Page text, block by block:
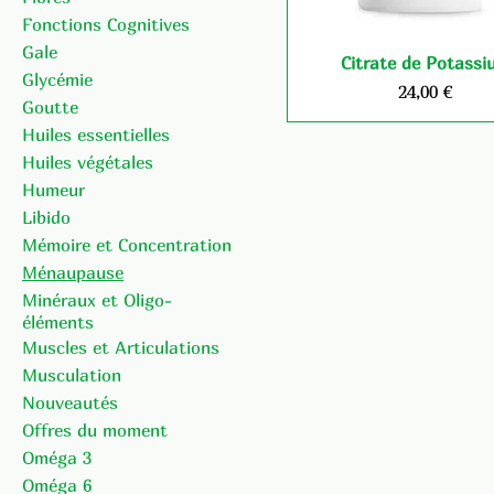
Fonctions Cognitives
Gale
Glycémie
Goutte
Huiles essentielles
Huiles végétales
Humeur
Libido
Mémoire et Concentration
Ménaupause
Minéraux et Oligo-
éléments
Muscles et Articulations
Musculation
Nouveautés
Offres du moment
Oméga 3
Oméga 6
Citrate de
Prix
24,00 €